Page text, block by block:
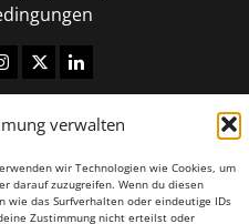
verwalten
wir Technologien wie Cookies, um
darauf zuzugreifen. Wenn du diesen
wie das Surfverhalten oder eindeutige IDs
Zustimmung nicht erteilst oder
X LinkedIN
reserved.|MoreNews
by